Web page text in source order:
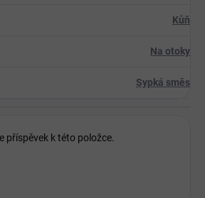
Kůň
Na otoky
Sypká směs
příspěvek k této položce.